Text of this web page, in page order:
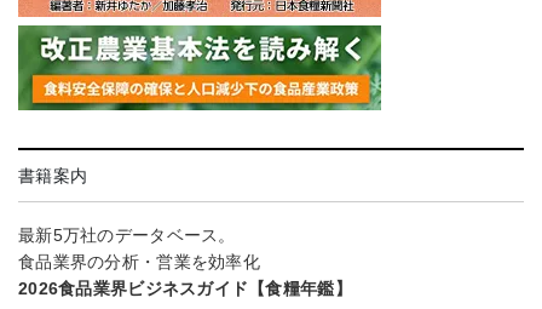
書籍案内
最新5万社のデータベース。
食品業界の分析・営業を効率化
2026食品業界ビジネスガイド【食糧年鑑】